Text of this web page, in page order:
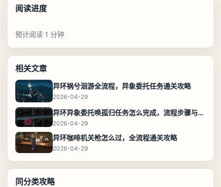
阅读进度
预计阅读 1 分钟
相关文章
异环祸兮洄游全流程，异象委托任务通关攻略
2026-04-29
异环异象委托唤孤归任务怎么完成，流程步骤与位置攻略
2026-04-29
异环咖啡机关枪怎么过，全流程通关攻略
2026-04-29
同分类攻略